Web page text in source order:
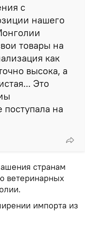
с
нашего
товары на
как
высока, а
Это
на
странам
ветеринарных
импорта из